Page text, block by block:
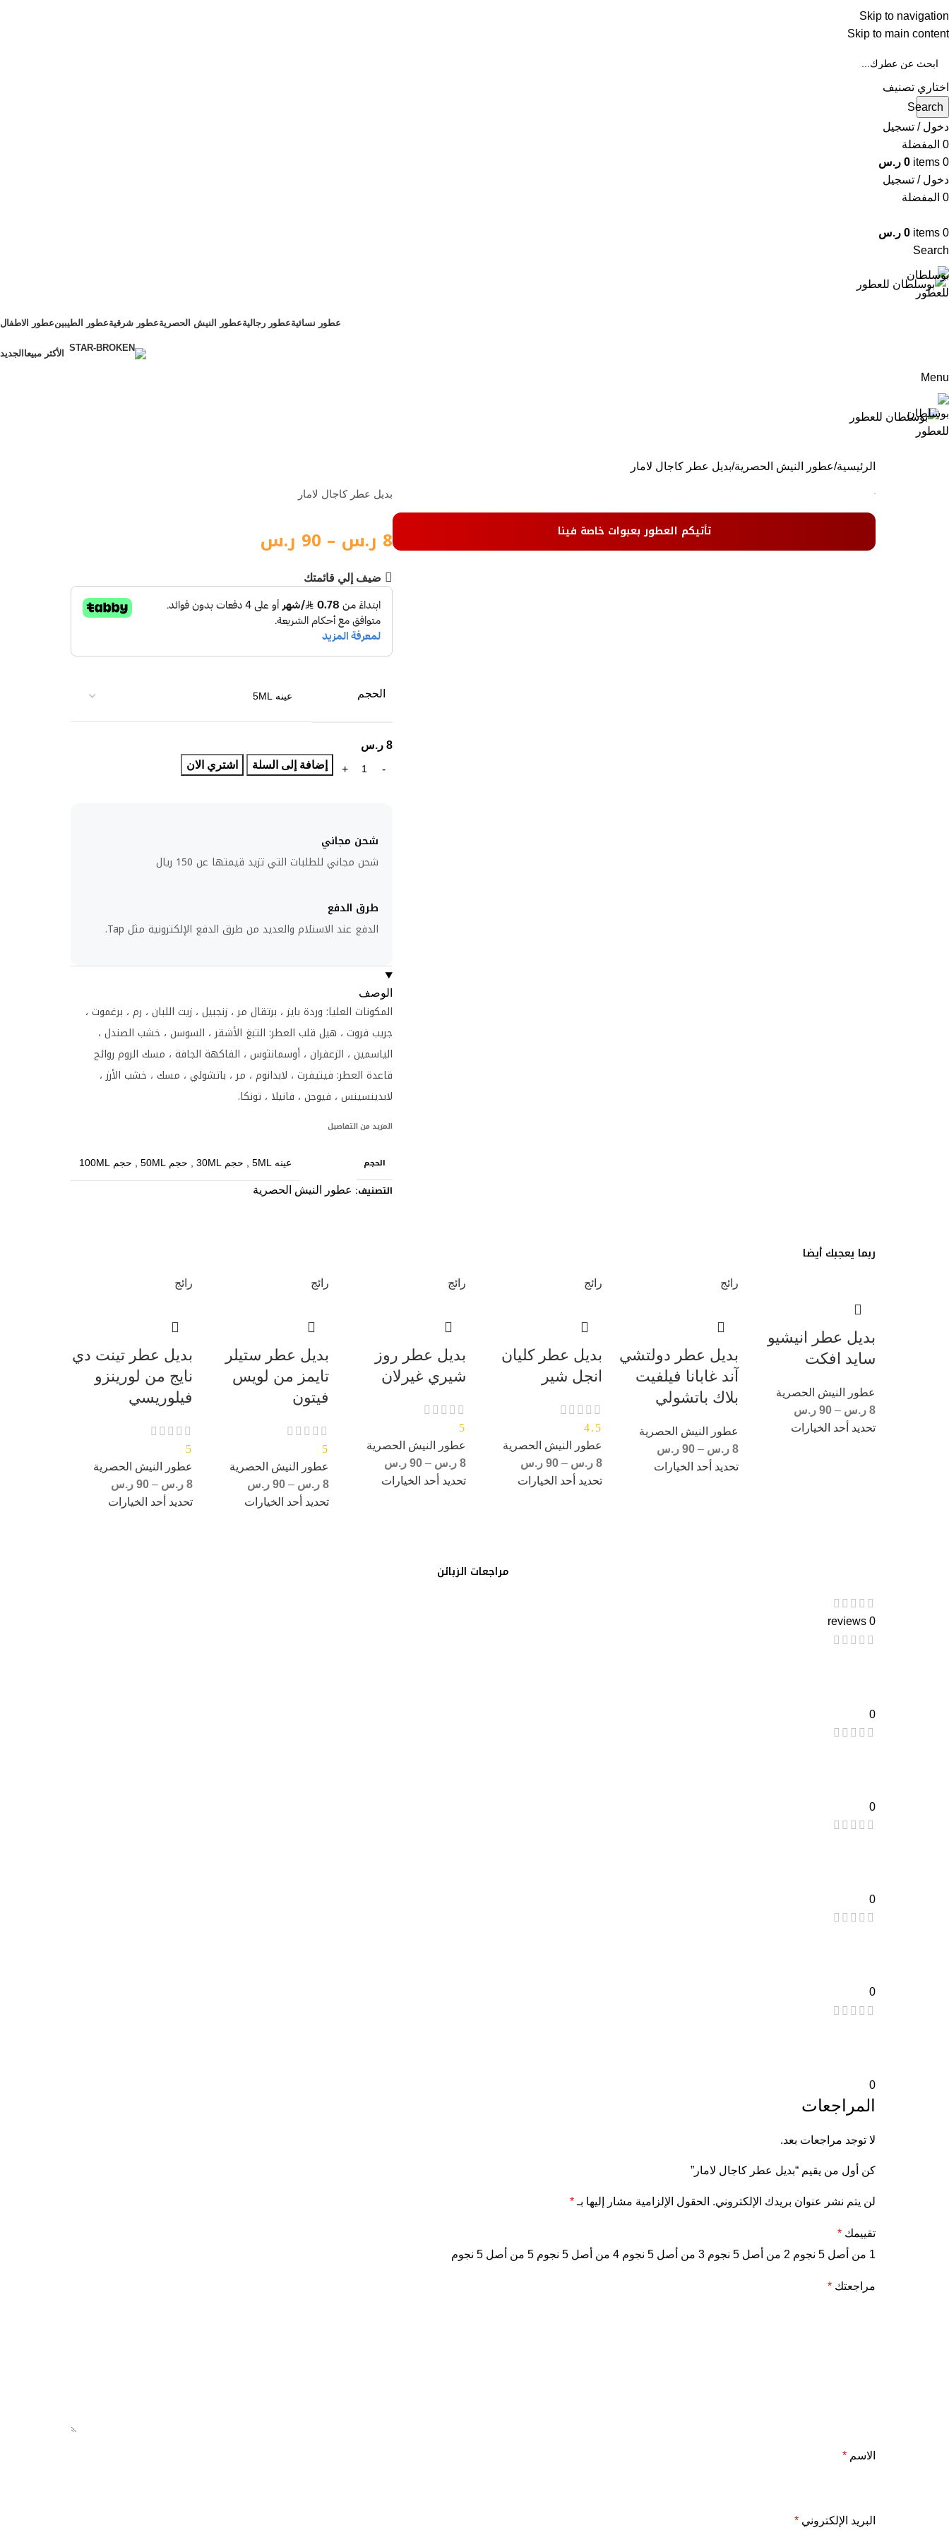
Skip to navigation
Skip to main content
IN
اختاري تصنيف
Search
دخول / تسجيل
0 المفضلة
0
items
0 ر.س
دخول / تسجيل
0 المفضلة
0
items
0 ر.س
Search
عطور نسائيةعطور رجاليةعطور النيش الحصريةعطور شرقيةعطور الطيبينعطور الاطفال
الأكثر مبيعا الجديد
Menu
الرئيسية عطور النيش الحصرية بديل عطر كاجال لامار
تأتيكم العطور بعبوات خاصة فينا
بديل عطر كاجال لامار
8 ر.س –
90 ر.س
ضيف إلي قائمتك
الحجم
8 ر.س
إضافة إلى السلة
اشتري الان
شحن مجاني
شحن مجاني للطلبات التي تزيد قيمتها عن 150 ريال
طرق الدفع
الدفع عند الاستلام والعديد من طرق الدفع الإلكترونية مثل Tap.
الوصف
المكونات العليا: وردة بايز ، برتقال مر ، زنجبيل ، زيت اللبان ، رم ، برغموت ،
جريب فروت ، هيل قلب العطر: التبغ الأشقر ، السوسن ، خشب الصندل ،
الياسمين ، الزعفران ، أوسمانثوس ، الفاكهة الجافة ، مسك الروم روائح
قاعدة العطر: فيتيفرت ، لابدانوم ، مر ، باتشولي ، مسك ، خشب الأرز ،
لابدينسينس ، فيوجن ، فانيلا ، تونكا.
المزيد من التفاصيل
الحجم عينه 5ML حجم 30ML حجم 50ML حجم 100ML
التصنيف: عطور النيش الحصرية
ربما يعجبك أيضا
بديل عطر انيشيو
سايد افكت
عطور النيش الحصرية
8 ر.س –
90 ر.س
تحديد أحد الخيارات
رائج
بديل عطر دولتشي
آند غابانا فيلفيت
بلاك باتشولي
عطور النيش الحصرية
8 ر.س –
90 ر.س
تحديد أحد الخيارات
رائج
بديل عطر كليان
انجل شير
4.5
عطور النيش الحصرية
8 ر.س –
90 ر.س
تحديد أحد الخيارات
رائج
بديل عطر روز
شيري غيرلان
5
عطور النيش الحصرية
8 ر.س –
90 ر.س
تحديد أحد الخيارات
رائج
بديل عطر ستيلر
تايمز من لويس
فيتون
5
عطور النيش الحصرية
8 ر.س –
90 ر.س
تحديد أحد الخيارات
رائج
بديل عطر تينت دي
نايج من لورينزو
فيلوريسي
5
عطور النيش الحصرية
8 ر.س –
90 ر.س
تحديد أحد الخيارات
مراجعات الزبائن
0 reviews
0
0
0
0
0
المراجعات
لا توجد مراجعات بعد.
كن أول من يقيم “بديل عطر كاجال لامار”
لن يتم نشر عنوان بريدك الإلكتروني. الحقول الإلزامية مشار إليها بـ*
تقييمك*
1 من أصل 5 نجوم
2 من أصل 5 نجوم 3 من أصل 5 نجوم 4 من أصل 5 نجوم 5 من أصل 5 نجوم
مراجعتك*
الاسم*
البريد الإلكتروني*